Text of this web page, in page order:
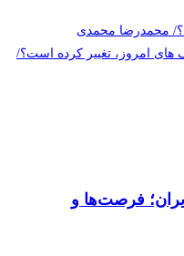
محمدرضا محمدی
های امروز، تغییر کرده است؟/
فرصت‌ها و